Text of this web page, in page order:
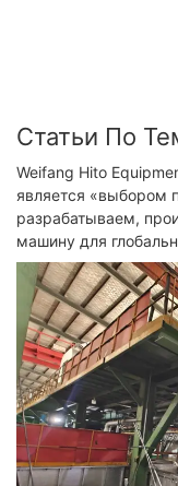
Статьи По
Weifang Hito
является «выбором
разрабатываем,
машину для